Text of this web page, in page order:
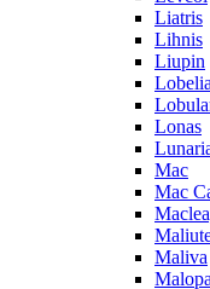
Liatris
Lihnis
Liupin
Lobelia
Lonas
Mac
Mac
Maliva
Malopa